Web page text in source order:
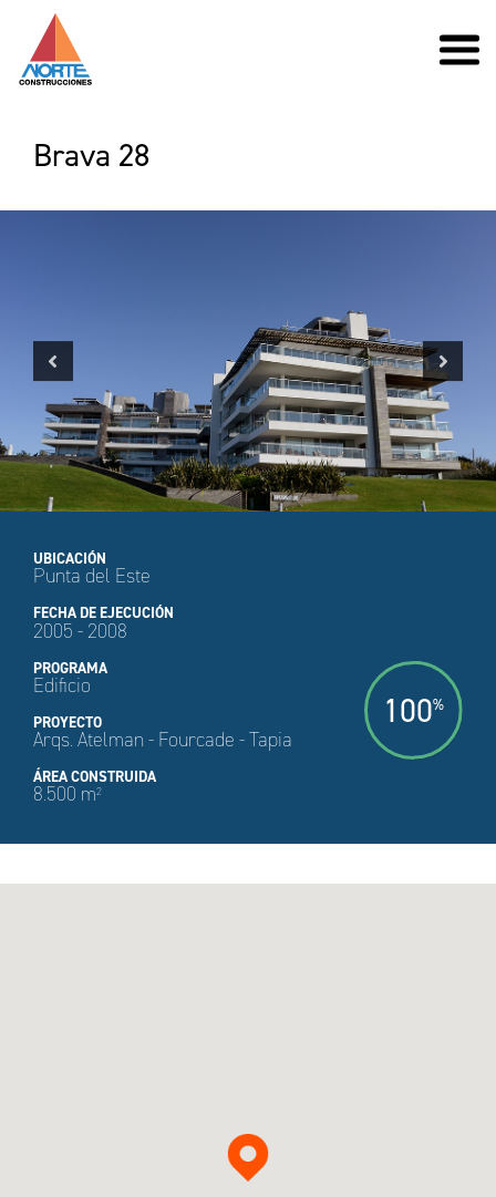
Brava 28
Previous Next
UBICACIÓN
Punta del Este
FECHA DE EJECUCIÓN
2005 - 2008
PROGRAMA
Edificio
PROYECTO
Arqs. Atelman - Fourcade - Tapia
ÁREA CONSTRUIDA
8.500 m2
100%